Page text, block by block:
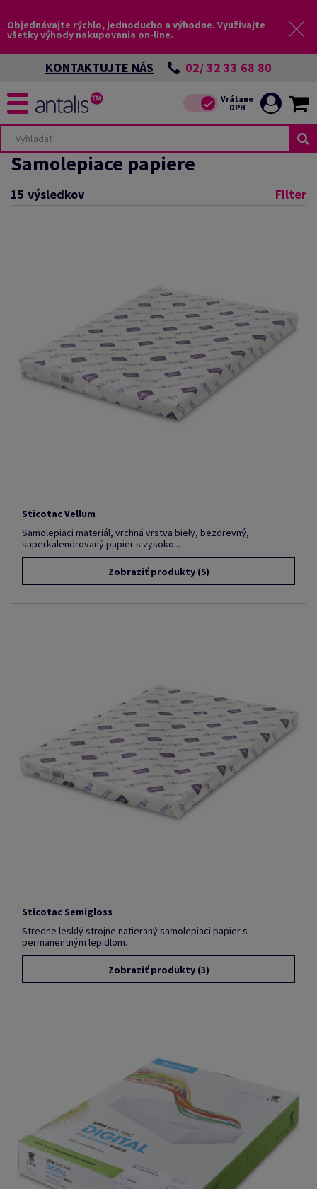
Objednávajte rýchlo, jednoducho a výhodne. Využívajte
všetky výhody nakupovania on-line.
KONTAKTUJTE NÁS 02/ 32 33 68 80
Samolepiace papiere
15 výsledkov Filter
Sticotac Vellum
Samolepiaci materiál, vrchná vrstva biely, bezdrevný,
superkalendrovaný papier s vysoko...
Zobraziť produkty(5)
Sticotac Semigloss
Stredne lesklý strojne natieraný samolepiaci papier s
permanentným lepidlom.
Zobraziť produkty(3)